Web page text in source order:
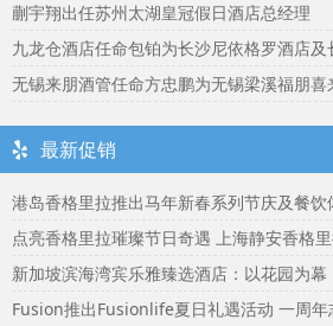
蒯宇翔出任苏州太湖皇冠假日酒店总经理
九龙仓酒店任命包铂为长沙尼依格罗酒店
无锡来朋酒管任命方忠鹏为无锡梁溪福朋喜
最新促销
港岛香格里拉推出马年新春系列节庆及餐饮
点亮香格里拉璀璨节日奇遇 上海静安香格